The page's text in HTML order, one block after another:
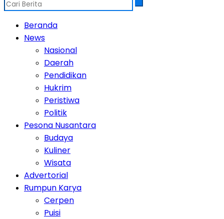
Beranda
News
Nasional
Daerah
Pendidikan
Hukrim
Peristiwa
Politik
Pesona Nusantara
Budaya
Kuliner
Wisata
Advertorial
Rumpun Karya
Cerpen
Puisi